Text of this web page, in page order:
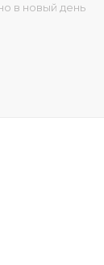
в новый день